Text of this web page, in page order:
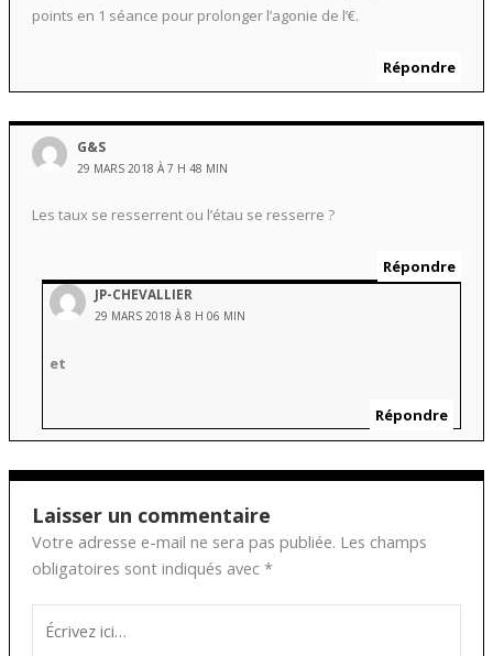
points en 1 séance pour prolonger l’agonie de l’€.
Répondre
G&S
29 MARS 2018 À 7 H 48 MIN
Les taux se resserrent ou l’étau se resserre ?
Répondre
JP-CHEVALLIER
29 MARS 2018 À 8 H 06 MIN
et
Répondre
Laisser un commentaire
Votre adresse e-mail ne sera pas publiée. Les champs
obligatoires sont indiqués avec *
Écrivez
ici…